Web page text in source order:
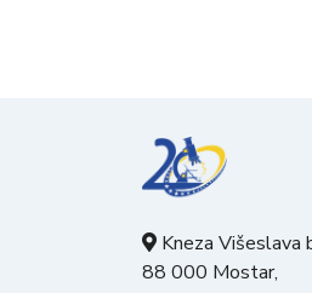
Kneza Višeslava
88 000 Mostar,